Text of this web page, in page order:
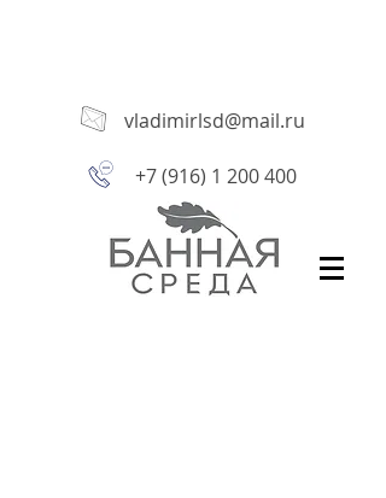
vladimirlsd@mail.ru
+7 (916) 1 200 400